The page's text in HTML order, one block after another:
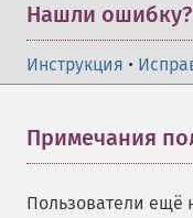
Нашли ошибку?
Инструкция •
Примечания
Пользователи ещё